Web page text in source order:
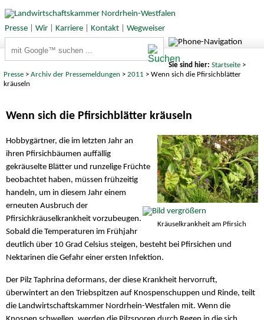
Presse| Wir| Karriere| Kontakt| Wegweiser
Sie sind hier: Startseite>
Presse >Archiv der Pressemeldungen > 2011 > Wenn sich die Pfirsichblätter
kräuseln
Wenn sich die Pfirsichblätter kräuseln
Kräuselkrankheit am Pfirsich
Hobbygärtner, die im letzten Jahr an
ihren Pfirsichbäumen auffällig
gekräuselte Blätter und runzelige Früchte
beobachtet haben, müssen frühzeitig
handeln, um in diesem Jahr einem
erneuten Ausbruch der
Pfirsichkräuselkrankheit vorzubeugen.
Sobald die Temperaturen im Frühjahr
deutlich über 10 Grad Celsius steigen, besteht bei Pfirsichen und
Nektarinen die Gefahr einer ersten Infektion.
Der Pilz Taphrina deformans, der diese Krankheit hervorruft,
überwintert an den Triebspitzen auf Knospenschuppen und Rinde, teilt
die Landwirtschaftskammer Nordrhein-Westfalen mit. Wenn die